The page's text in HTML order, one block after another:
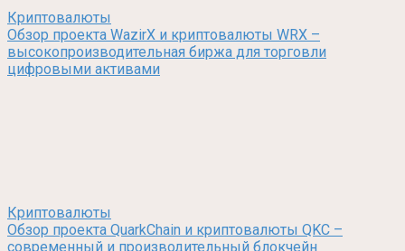
Криптовалюты
Обзор проекта WazirX и криптовалюты WRX –
высокопроизводительная биржа для торговли
цифровыми активами
Криптовалюты
Обзор проекта QuarkChain и криптовалюты QKC –
современный и производительный блокчейн